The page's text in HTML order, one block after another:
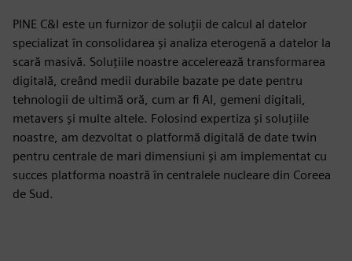
PINE C&I este un furnizor de soluții de calcul al datelor
specializat în consolidarea și analiza eterogenă a datelor la
scară masivă. Soluțiile noastre accelerează transformarea
digitală, creând medii durabile bazate pe date pentru
tehnologii de ultimă oră, cum ar fi AI, gemeni digitali,
metavers și multe altele. Folosind expertiza și soluțiile
noastre, am dezvoltat o platformă digitală de date twin
pentru centrale de mari dimensiuni și am implementat cu
succes platforma noastră în centralele nucleare din Coreea
de Sud.